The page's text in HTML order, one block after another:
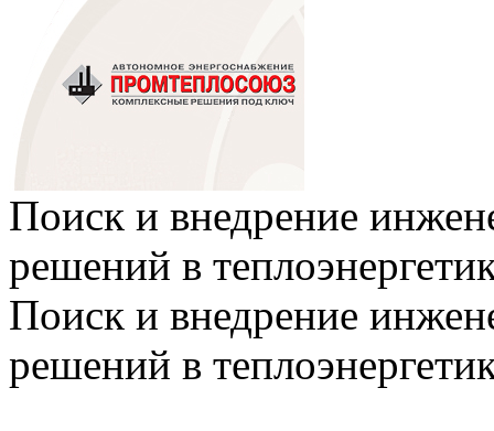
Поиск и внедрение
решений в
Поиск и внедрение
решений в